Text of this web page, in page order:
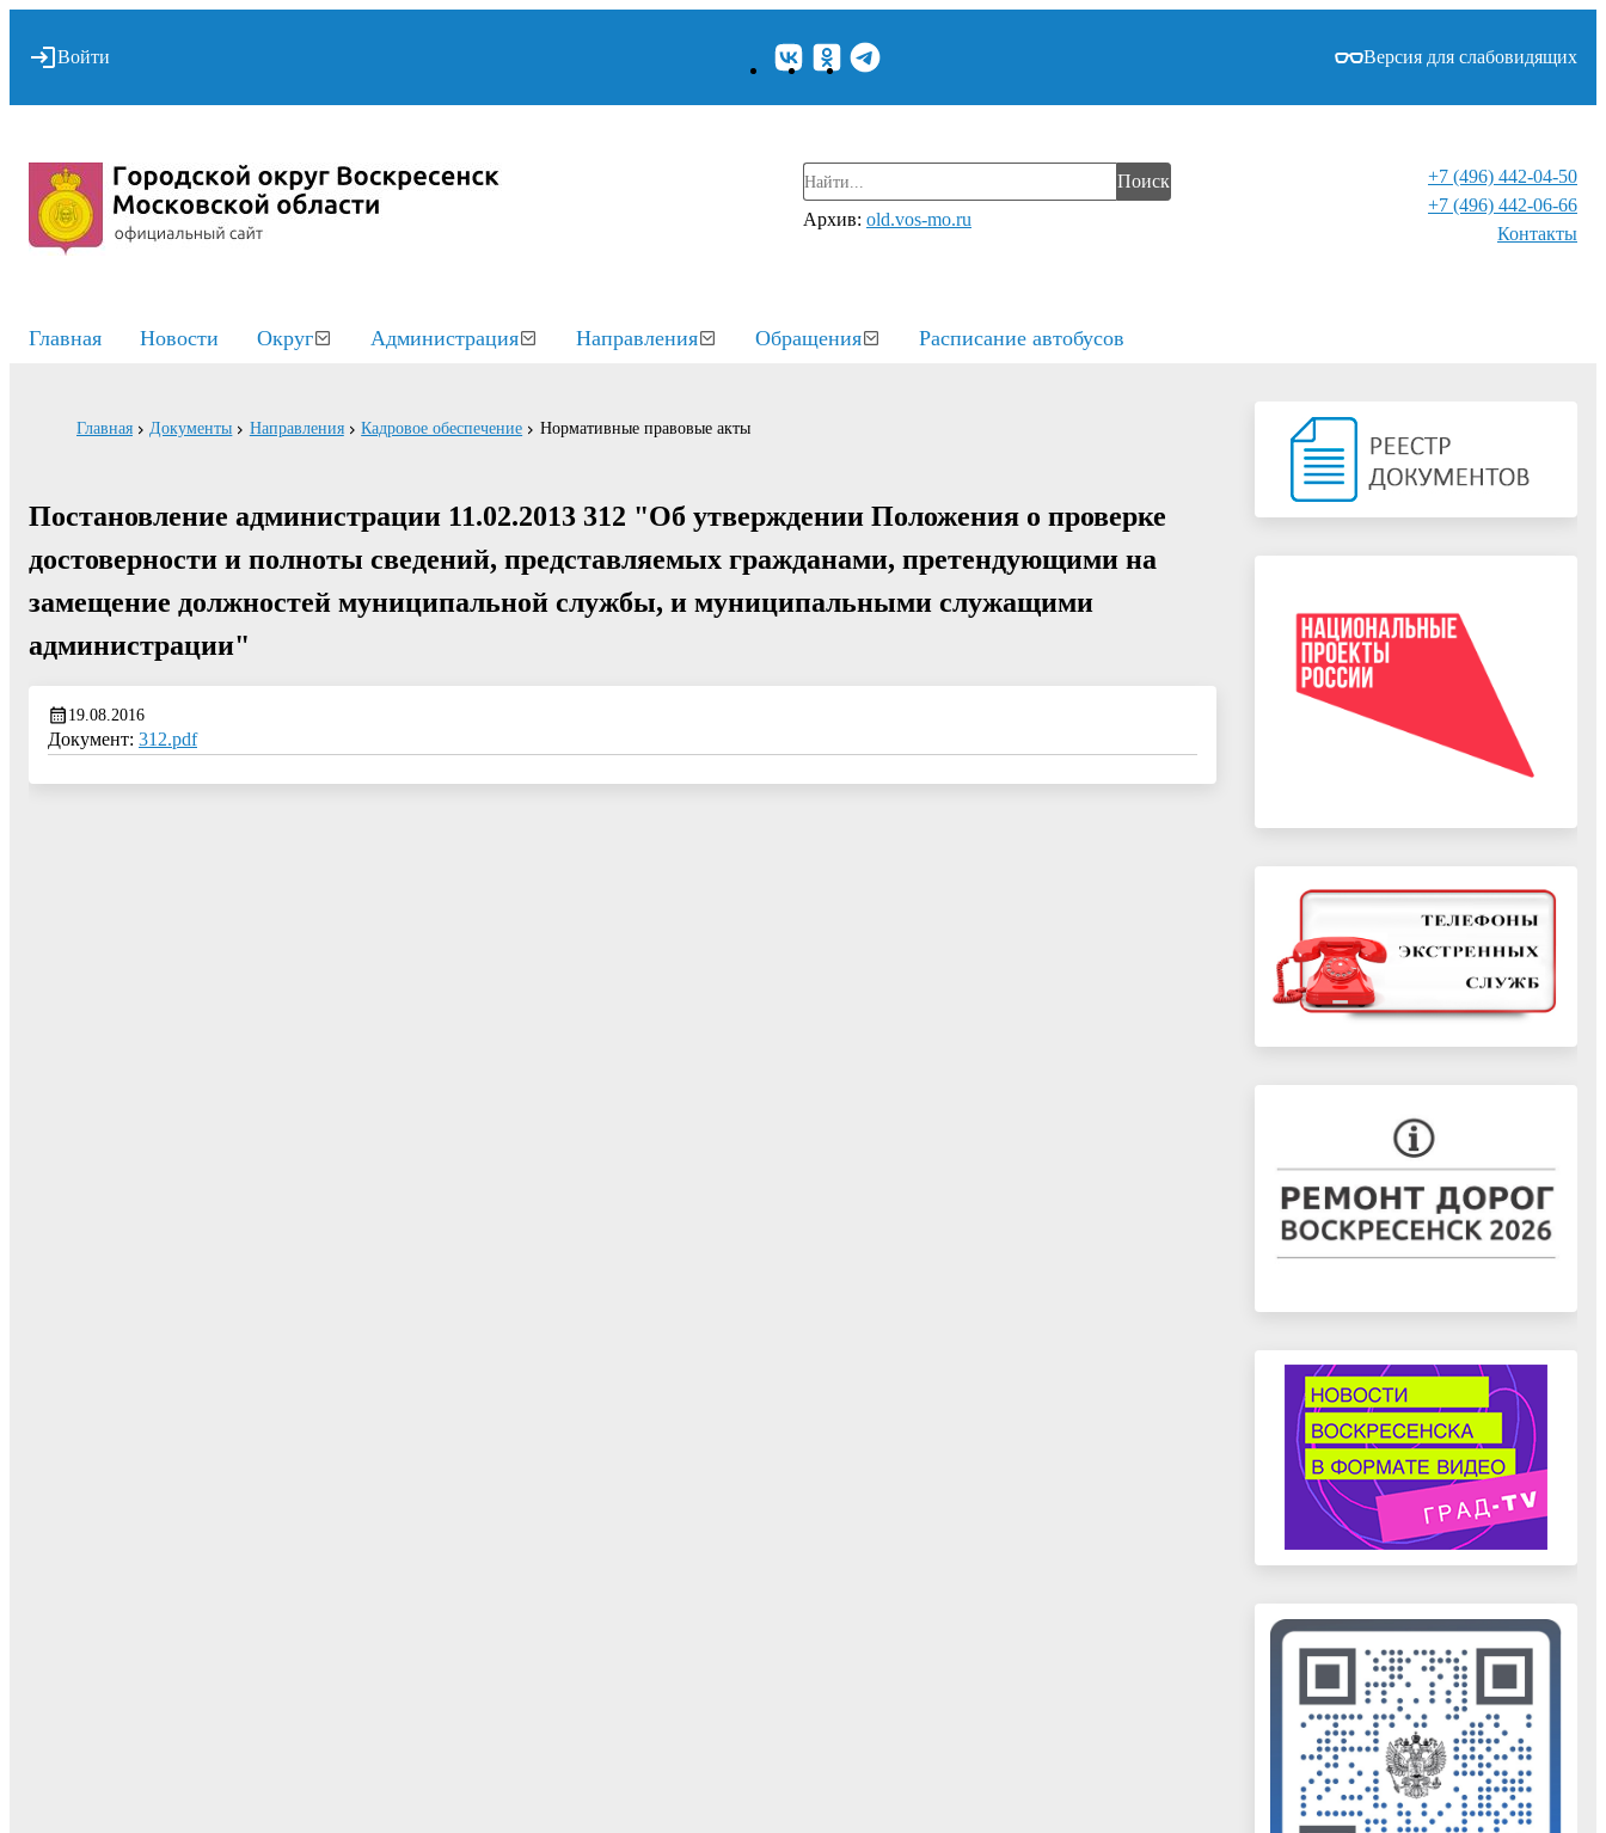
Войти Версия для слабовидящих
Поиск
Архив: old.vos-mo.ru
+7 (496) 442-04-50
+7 (496) 442-06-66
Контакты⁠
Главная Новости Округ Администрация Направления Обращения Расписание автобусов
Главная Документы Направления Кадровое обеспечение Нормативные правовые акты
Постановление администрации 11.02.2013 312 "Об утверждении Положения о проверке
достоверности и полноты сведений, представляемых гражданами, претендующими на
замещение должностей муниципальной службы, и муниципальными служащими
администрации"
19.08.2016
Документ: 312.pdf